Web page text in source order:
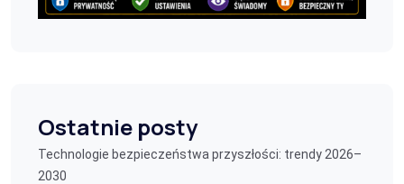
Ostatnie posty
Technologie bezpieczeństwa przyszłości: trendy 2026–
2030